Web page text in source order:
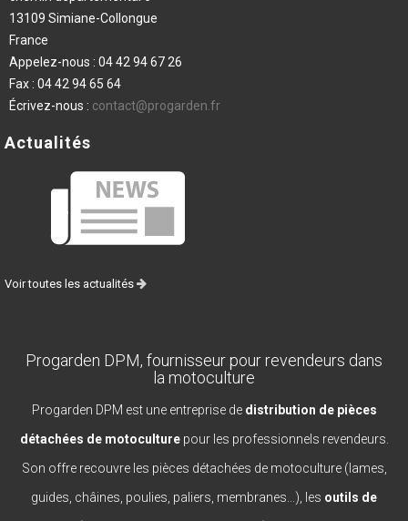
13109 Simiane-Collongue
France
Appelez-nous : 04 42 94 67 26
Fax : 04 42 94 65 64
Écrivez-nous : contact@progarden.fr
Actualités
Voir toutes les actualités
Progarden DPM, fournisseur pour revendeurs dans
la motoculture
Progarden DPM est une entreprise de distribution de pièces
détachées de motoculturepour les professionnels revendeurs.
Son offre recouvre les pièces détachées de motoculture (lames,
guides, châines, poulies, paliers, membranes...), les outils de